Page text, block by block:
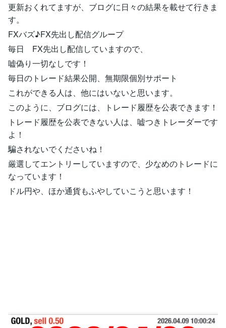
更新おくれてますが、ブログに日々の結果を載せて行きま
す。
FXバズ♪FX先出し配信グループ
毎日 FX先出し配信していますので、
嘘偽り一切なしです！
毎日のトレード結果公開、無期限個別サポート
これができる人は、他にはいないと思います。
このように、ブログには、トレード履歴を公表できます！
トレード履歴を公表できない人は、嘘つきトレーダーです
よ！
騙されないでくださいね！
厳選してエントリーしていますので、少なめのトレードに
なっています！
ドル円や、ほか通貨もふやしていこうと思います！